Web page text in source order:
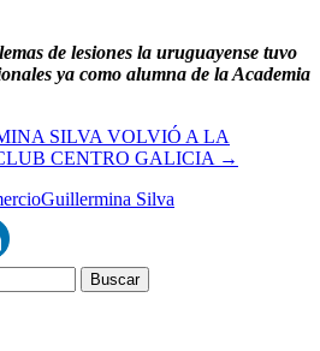
de lesiones la uruguayense tuvo
ya como alumna de la Academia
SILVA VOLVIÓ A LA
CENTRO GALICIA →
Guillermina Silva